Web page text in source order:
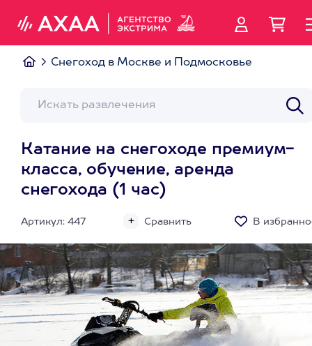
Снегоход в Москве и Подмосковье
Катание на снегоходе премиум-
класса, обучение, аренда
снегохода (1 час)
Артикул: 447 Сравнить В